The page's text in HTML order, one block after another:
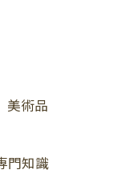
美術品
門知識